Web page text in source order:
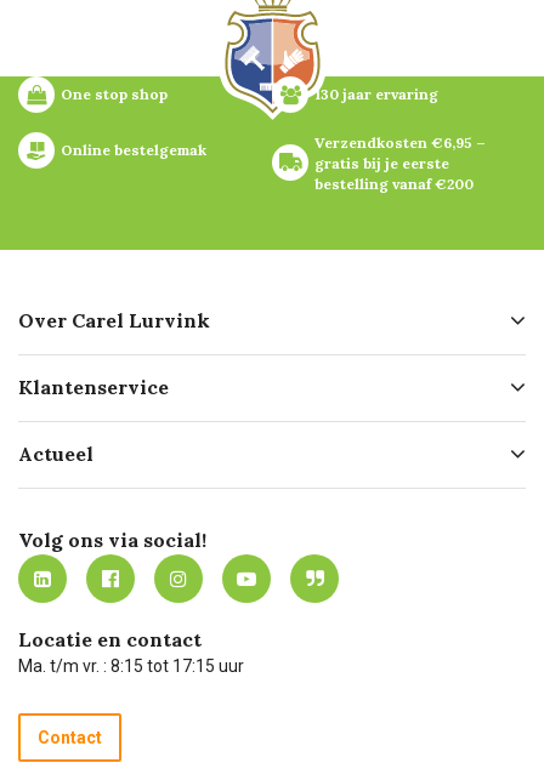
One stop shop 130 jaar ervaring
Online bestelgemak
Verzendkosten €6,95 –
gratis bij je eerste
bestelling vanaf €200
Over Carel Lurvink
Geschiedenis
Missie
Certificering
Werken bij Carel Lurvink
MVO
Klantenservice
Bezorgen
Mijn Carel Lurvink
Mijn Carel Lurvink instructievideo's
Carel Lurvink App
Hulp op afstand
Technische dienst
Recycle programma
Betalen
Actueel
Innovation LAB
Tevreden klanten
Carel Lurvink Blog
Carel de podcast
Volg ons via social!
Locatie en contact
Ma. t/m vr. : 8:15 tot 17:15 uur
Contact